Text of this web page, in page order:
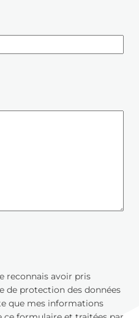
reconnais avoir pris
de protection des données
que mes informations